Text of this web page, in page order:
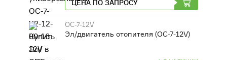
ДВИГАТЕЛИ
ОБОРУДОВАНИЕ ДЛЯ КАБИН
МАШИНИСТОВ
ЦЕНА ПО ЗАПРОСУ
ОС-7-12V
Эл/двигатель отопителя (ОС-7-12V)